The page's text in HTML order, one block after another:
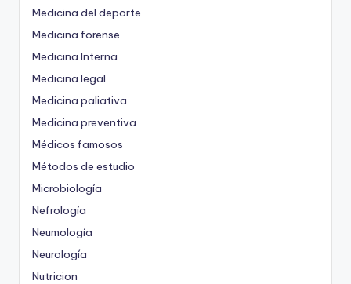
Medicina del deporte
Medicina forense
Medicina Interna
Medicina legal
Medicina paliativa
Medicina preventiva
Médicos famosos
Métodos de estudio
Microbiología
Nefrología
Neumología
Neurología
Nutricion